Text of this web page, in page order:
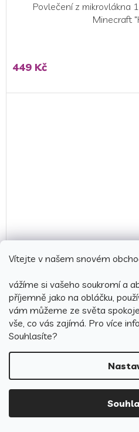
Vítejte v našem snovém
vážíme si vašeho soukromí a
příjemně jako na obláčku,
vám můžeme ze světa
vše, co vás zajímá. Pro více
Souhlasíte?
Povlečení z mikrovlákna
Minecraft
449 Kč
Povlečení z mikrovlákna
439 Kč